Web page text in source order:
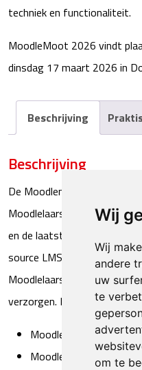
Wij
Wij
andere
uw
te
om te
techniek en functionaliteit.
MoodleMoot 2026 vindt
dinsdag 17 maart 2026 in
Beschrijving
Beschrijving
De Moodlemoot is het enige
Moodlelaars kennis
en de laatste nieuwtjes
source LMS ter wereld. Het
Moodlelaars, Moodle
verzorgen. In het
Moodle in de Praktijk
Moodle Techies